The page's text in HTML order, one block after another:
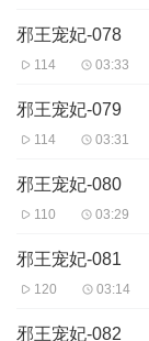
邪王宠妃-078
114 03:33
邪王宠妃-079
114 03:31
邪王宠妃-080
110 03:29
邪王宠妃-081
120 03:14
邪王宠妃-082